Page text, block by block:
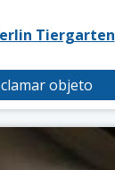
Tiergarten
objeto